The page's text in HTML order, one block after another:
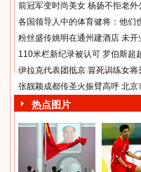
前冠军变时尚美女 杨扬不拒老外
各国领导人中的体育健将：他们
粉丝盛传姚明在通州建酒店 未开
110米栏新纪录被认可 罗伯斯超
伊拉克代表团抵京 冒死训练女将
张靓颖成都传圣火振臂高呼 北
热点图片